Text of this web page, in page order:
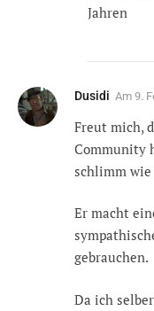
Jahren
Dusidi Am 9.
Freut mich,
Community
schlimm
Er macht
gebrauchen.
Da ich